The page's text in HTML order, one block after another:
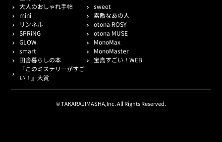
大人のおしゃれ手帖
sweet
mini
素敵なあの人
リンネル
otona ROSY
SPRiNG
otona MUSE
GLOW
MonoMax
smart
MonoMaster
田舎暮らしの本
宝島すごい！WEB
『このミステリーがすご
い！』大賞
© TAKARAJIMASHA,Inc. All Rights Reserved.